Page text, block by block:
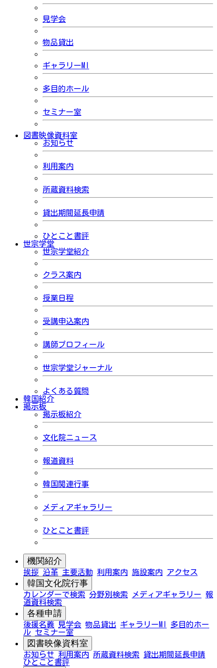
見学会
物品貸出
ギャラリーMI
多目的ホール
セミナー室
図書映像資料室
お知らせ
利用案内
所蔵資料検索
貸出期間延長申請
ひとこと書評
世宗学堂
世宗学堂紹介
クラス案内
授業日程
受講申込案内
講師プロフィール
世宗学堂ジャーナル
よくある質問
韓国紹介
掲示板
掲示板紹介
文化院ニュース
報道資料
韓国関連行事
メディアギャラリー
ひとこと書評
機関紹介
挨拶 沿革 主要活動 利用案内 施設案内 アクセス
韓国文化院行事
カレンダーで検索 分野別検索 メディアギャラリー 報
道資料検索
各種申請
後援名義 見学会 物品貸出 ギャラリーMI
多目的ホー
ル セミナー室
図書映像資料室
お知らせ 利用案内 所蔵資料検索
貸出期間延長申請
ひとこと書評